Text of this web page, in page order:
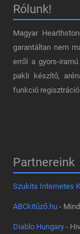
Rólunk!
Magyar
garantáltan nem
erről a gyors-
pakli készítő,
funkció
Partnereink
Szukits Internetes
ABCkitűző.hu -
Diablo Hungary -